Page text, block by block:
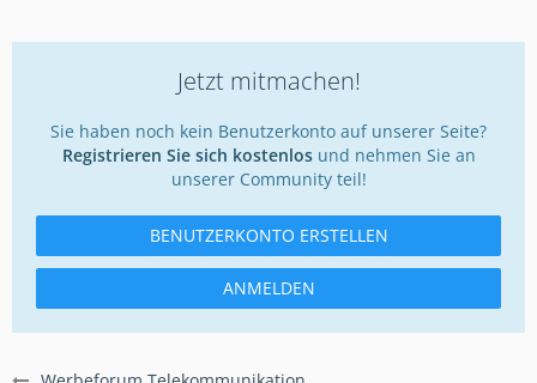
Jetzt mitmachen!
Sie haben noch kein Benutzerkonto auf unserer Seite?
Registrieren Sie sich kostenlosund nehmen Sie an
unserer Community teil!
BENUTZERKONTO ERSTELLEN
ANMELDEN